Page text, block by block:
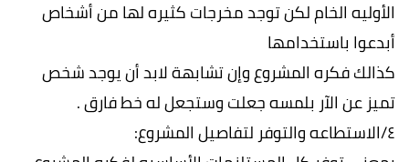
الأوليه الخام لكن توجد مخرجات كثيره لها من أشخاص
أبدعوا باستخدامها
كذالك فكره المشروع وإن تشابهة لابد أن يوجد شخص
تميز عن الآر بلمسه جعلت وستجعل له خط فارق .
٤/الاستطاعه والتوفر لتفاصيل المشروع: